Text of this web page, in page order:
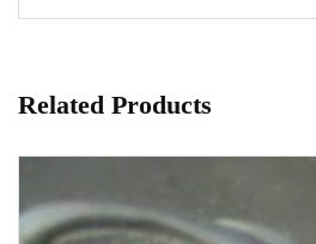
Related Products